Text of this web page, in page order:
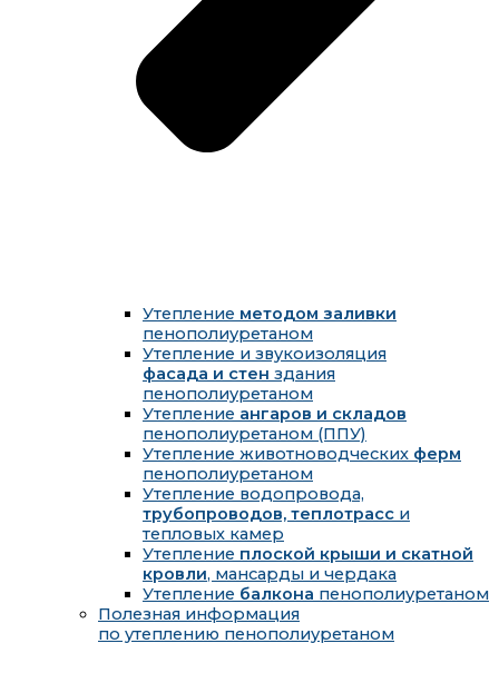
Утепление методом заливки
пенополиуретаном
Утепление и звукоизоляция
фасада и стен здания
пенополиуретаном
Утепление ангаров и складов
пенополиуретаном (ППУ)
Утепление животноводческих ферм
пенополиуретаном
Утепление водопровода,
трубопроводов, теплотрасс и
тепловых камер
Утепление плоской крыши и скатной
кровли, мансарды и чердака
Утепление балкона пенополиуретаном
Полезная информация
по утеплению пенополиуретаном